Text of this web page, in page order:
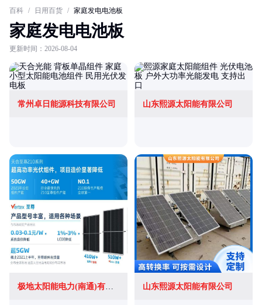
百科 / 日用百货 / 家庭发电电池板
家庭发电电池板
更新时间：2026-08-04
常州卓日能源科技有限公司 山东熙源太阳能有限公司
极地太阳能电力(南通)有限公司 山东熙源太阳能有限公司